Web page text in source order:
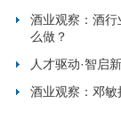
酒业观察：酒
么做？
人才驱动·智启
酒业观察：邓